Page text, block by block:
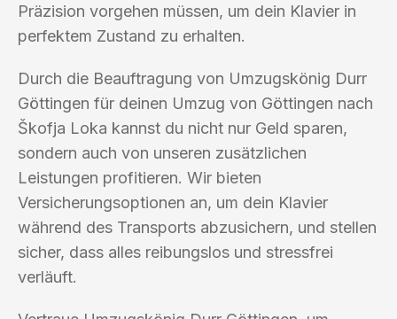
Präzision vorgehen müssen, um dein Klavier in
perfektem Zustand zu erhalten.
Durch die Beauftragung von Umzugskönig Durr
Göttingen für deinen Umzug von Göttingen nach
Škofja Loka kannst du nicht nur Geld sparen,
sondern auch von unseren zusätzlichen
Leistungen profitieren. Wir bieten
Versicherungsoptionen an, um dein Klavier
während des Transports abzusichern, und stellen
sicher, dass alles reibungslos und stressfrei
verläuft.